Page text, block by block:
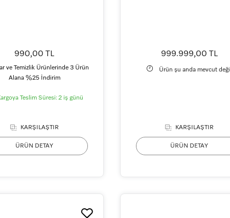
990,00 TL
ve Temizlik Ürünlerinde 3 Ürün
Alana %25 İndirim
Teslim Süresi: 2 iş günü
KARŞILAŞTIR
ÜRÜN DETAY
999.999,00 TL
Ürün şu anda mevcut değil
KARŞILAŞTIR
ÜRÜN DETAY